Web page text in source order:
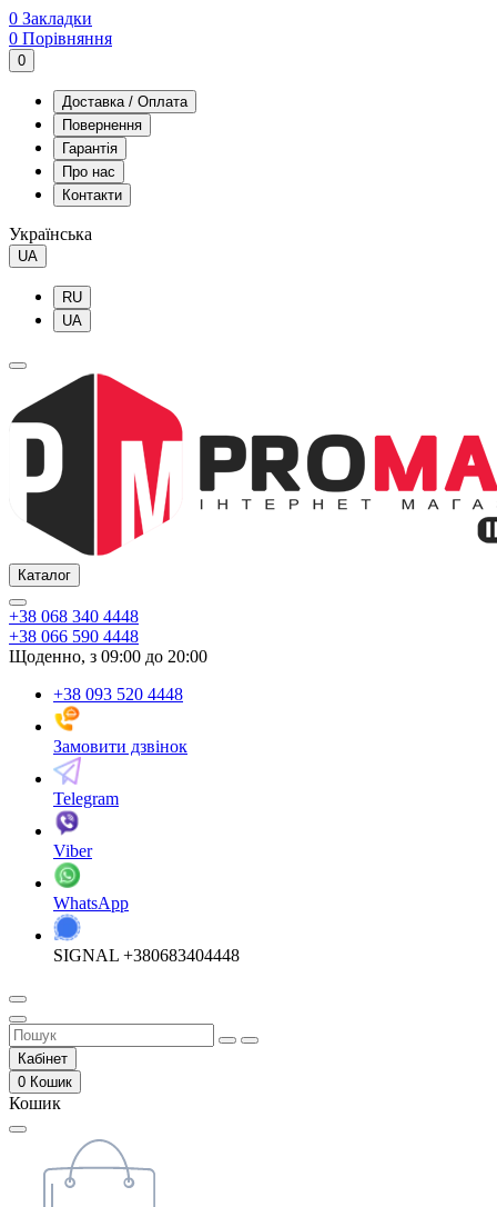
0 Закладки
0 Порівняння
0
Доставка / Оплата
Повернення
Гарантія
Про нас
Контакти
Українська
UA
RU
UA
Каталог
+38 068 340 4448
+38 066 590 4448
Щоденно, з 09:00 до 20:00
+38 093 520 4448
Замовити дзвінок
Telegram
Viber
WhatsApp
SIGNAL +380683404448
Кабінет
0 Кошик
Кошик